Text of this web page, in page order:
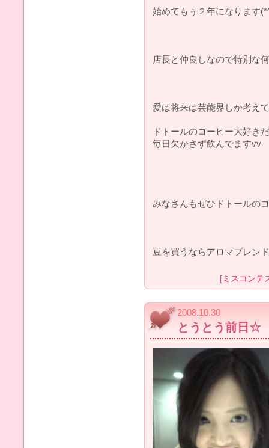
始めてもぅ２年になります
店長と仲良しなので特別な
愛は将来は芸能界しか考え
ドトールのコーヒー大好き
毎日欠かさず飲んでますvv
みなさんもぜひドトールの
豆を買うならアロマブレン
[ ミスコンテ
2008.10.30
とうとう前日☆